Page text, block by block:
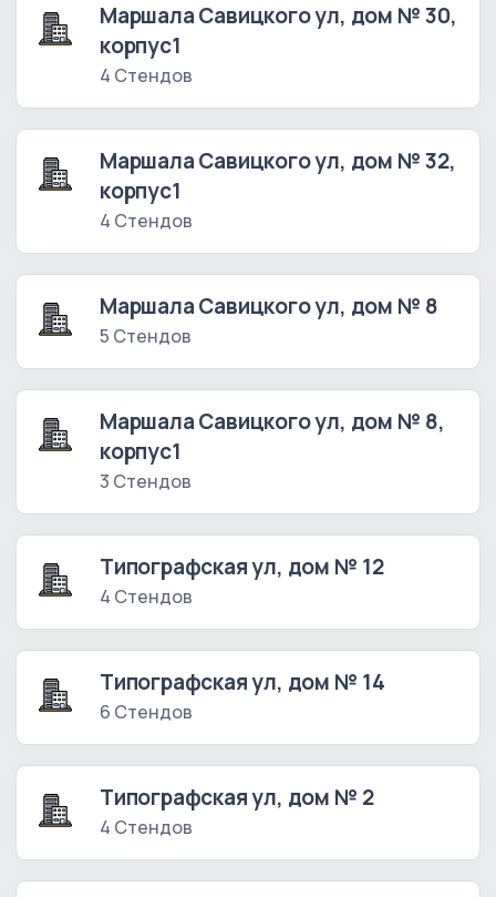
Маршала Савицкого ул, дом № 30,
корпус1
4 Стендов
Маршала Савицкого ул, дом № 32,
корпус1
4 Стендов
Маршала Савицкого ул, дом № 8
5 Стендов
Маршала Савицкого ул, дом № 8,
корпус1
3 Стендов
Типографская ул, дом № 12
4 Стендов
Типографская ул, дом № 14
6 Стендов
Типографская ул, дом № 2
4 Стендов